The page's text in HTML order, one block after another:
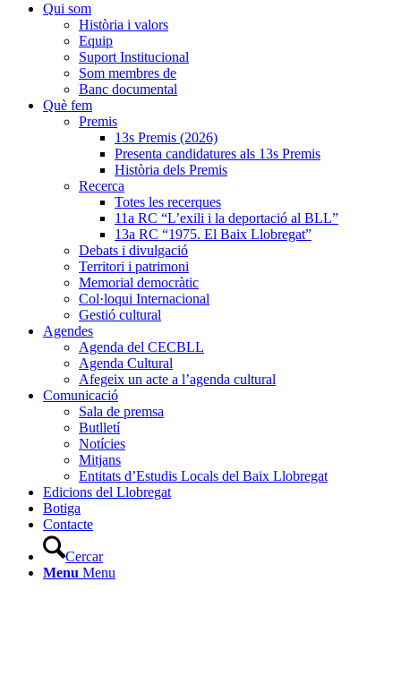
Qui som
Història i valors
Equip
Suport Institucional
Som membres de
Banc documental
Què fem
Premis
13s Premis (2026)
Presenta candidatures als 13s Premis
Història dels Premis
Recerca
Totes les recerques
11a RC “L’exili i la deportació al BLL”
13a RC “1975. El Baix Llobregat”
Debats i divulgació
Territori i patrimoni
Memorial democràtic
Col·loqui Internacional
Gestió cultural
Agendes
Agenda del CECBLL
Agenda Cultural
Afegeix un acte a l’agenda cultural
Comunicació
Sala de premsa
Butlletí
Notícies
Mitjans
Entitats d’Estudis Locals del Baix Llobregat
Edicions del Llobregat
Botiga
Contacte
Cercar
Menu Menu